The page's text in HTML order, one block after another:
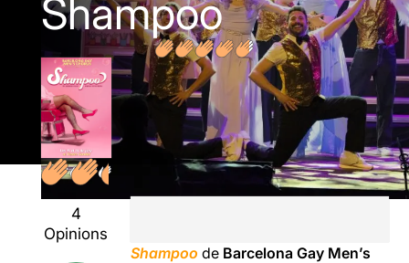
Shampoo
4
Opinions
Shampoode Barcelona Gay Men’s